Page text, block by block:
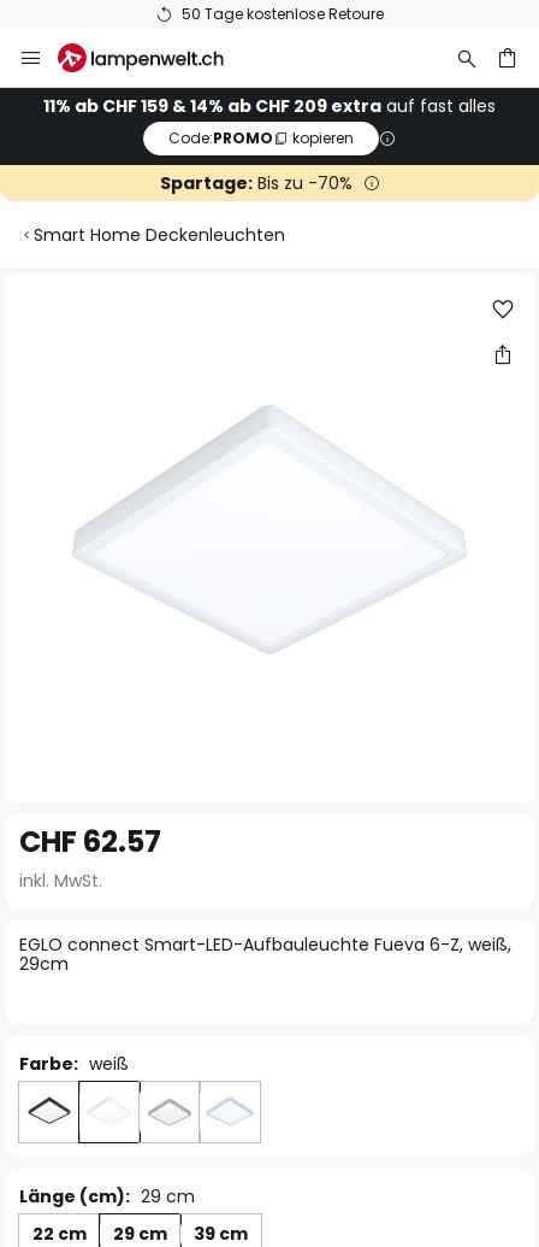
50 Tage kostenlose Retoure
Inhalt
springen
11% ab CHF 159 & 14% ab CHF 209 extra auf fast alles
Code:PROMO kopieren
Spartage:Bis zu -70%
Smart Home Deckenleuchten
Anfang
der
springen
EGLO connect Smart-LED-Aufbauleuchte Fueva 6-Z, weiß,
29cm
CHF 62.57
inkl. MwSt.
Farbe: weiß
Länge (cm): 29 cm
22 cm
29 cm 39 cm